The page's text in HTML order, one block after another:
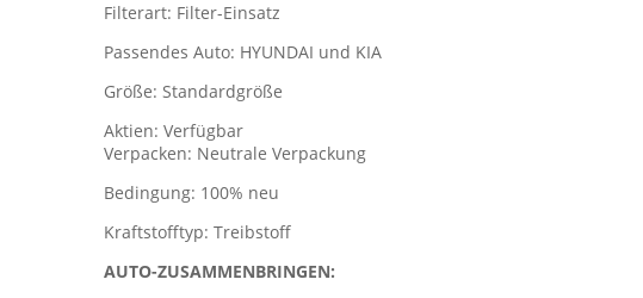
Filterart: Filter-Einsatz
Passendes Auto: HYUNDAI und KIA
Größe: Standardgröße
Aktien: Verfügbar
Verpacken: Neutrale Verpackung
Bedingung: 100% neu
Kraftstofftyp: Treibstoff
AUTO-ZUSAMMENBRINGEN: